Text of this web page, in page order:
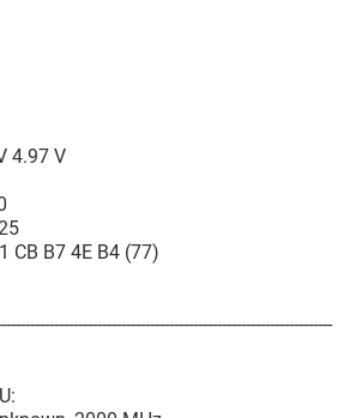
]
de memoria:
1-Way
1-Way
SPM, DIMM
4.97 V
CB B7 4E B4 (77)